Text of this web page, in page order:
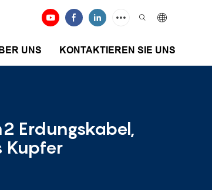
UNS KONTAKTIEREN SIE UNS
Erdungskabel,
Kupfer